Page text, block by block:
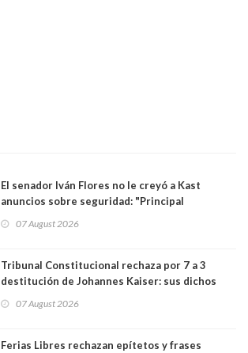
El senador Iván Flores no le creyó a Kast
anuncios sobre seguridad: "Principal
perseguir ruta del dinero y levantar secreto
07 August 2026
Tribunal Constitucional rechaza por 7 a 3
destitución de Johannes Kaiser: sus dichos
justicia constitucional porque no es diputado
07 August 2026
Ferias Libres rechazan epítetos y frases